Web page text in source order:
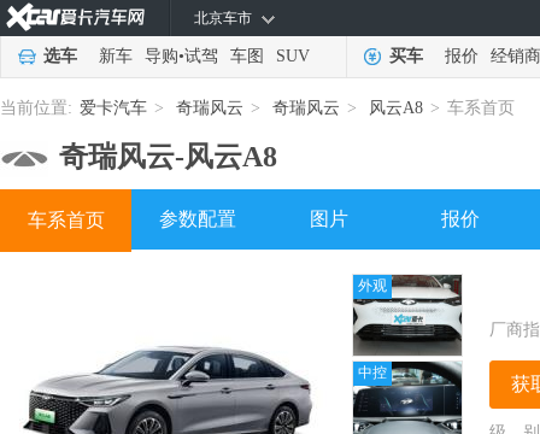
北京车市
选车 新车 导购•试驾 车图 SUV 买车 报价 经销商
当前位置: 爱卡汽车 > 奇瑞风云 > 奇瑞风云 > 风云A8 > 车系首页
奇瑞风云-风云A8
车系首页 参数配置 图片 报价
外观
中控
厂商
获